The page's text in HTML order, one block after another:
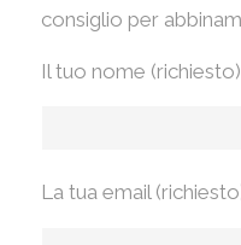
consiglio per
Il tuo nome (richiesto)
La tua email